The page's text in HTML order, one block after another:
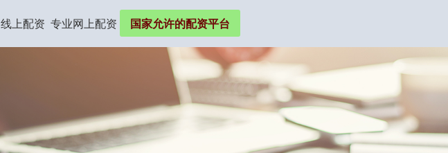
线上配资 专业网上配资 国家允许的配资平台